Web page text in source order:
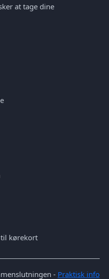
at tage dine
kørekort
- Praktisk info